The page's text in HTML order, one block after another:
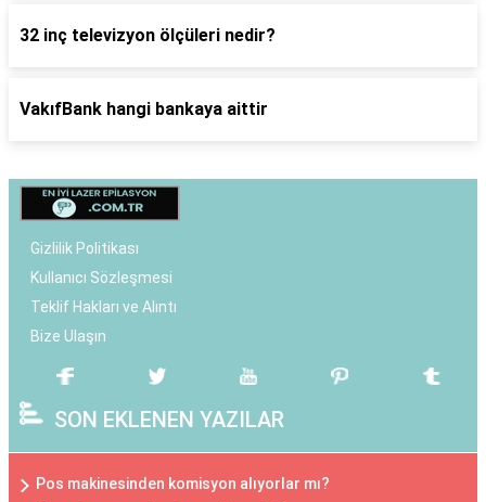
32 inç televizyon ölçüleri nedir?
VakıfBank hangi bankaya aittir
Gizlilik Politikası
Kullanıcı Sözleşmesi
Teklif Hakları ve Alıntı
Bize Ulaşın
SON EKLENEN YAZILAR
Pos makinesinden komisyon alıyorlar mı?